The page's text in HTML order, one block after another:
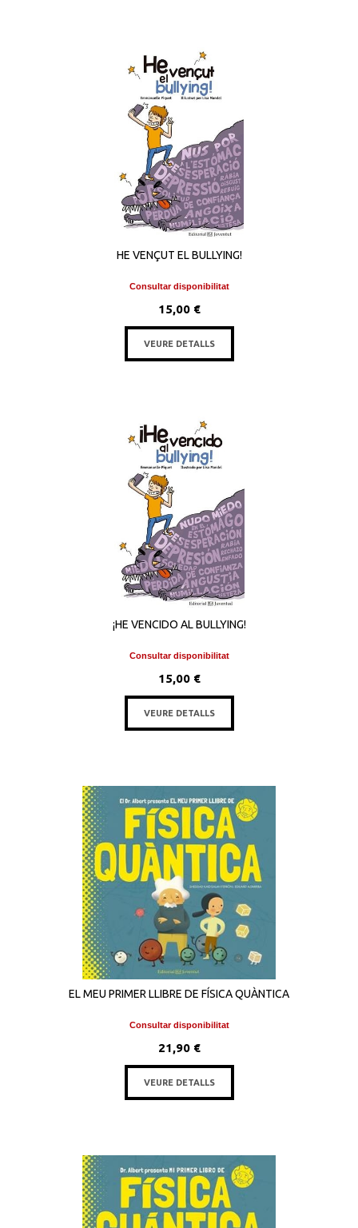
HE VENÇUT EL BULLYING!
Consultar disponibilitat
15,00 €
VEURE DETALLS
¡HE VENCIDO AL BULLYING!
Consultar disponibilitat
15,00 €
VEURE DETALLS
EL MEU PRIMER LLIBRE DE FÍSICA QUÀNTICA
Consultar disponibilitat
21,90 €
VEURE DETALLS